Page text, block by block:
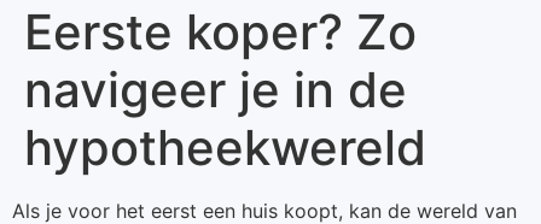
Eerste koper? Zo
navigeer je in de
hypotheekwereld
Als je voor het eerst een huis koopt, kan de wereld van